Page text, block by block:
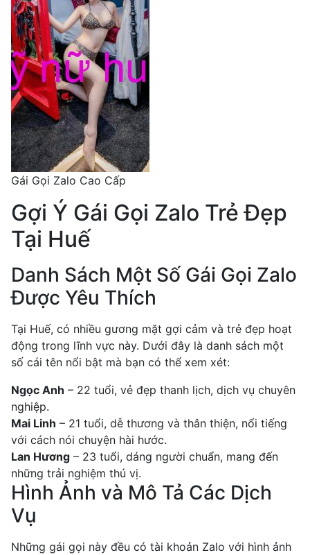
Gái Gọi Zalo Cao Cấp
Gợi Ý Gái Gọi Zalo Trẻ Đẹp
Tại Huế
Danh Sách Một Số Gái Gọi Zalo
Được Yêu Thích
Tại Huế, có nhiều gương mặt gợi cảm và trẻ đẹp hoạt
động trong lĩnh vực này. Dưới đây là danh sách một
số cái tên nổi bật mà bạn có thể xem xét:
Ngọc Anh – 22 tuổi, vẻ đẹp thanh lịch, dịch vụ chuyên
nghiệp.
Mai Linh – 21 tuổi, dễ thương và thân thiện, nổi tiếng
với cách nói chuyện hài hước.
Lan Hương – 23 tuổi, dáng người chuẩn, mang đến
những trải nghiệm thú vị.
Hình Ảnh và Mô Tả Các Dịch
Vụ
Những gái gọi này đều có tài khoản Zalo với hình ảnh